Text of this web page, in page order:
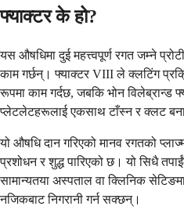
फ्याक्टर के हो?
यस औषधिमा दुई महत्त्वपूर्ण रगत जम्ने
काम गर्छन्। फ्याक्टर VIII ले क्लटिंग
रूपमा काम गर्दछ, जबकि भोन विलेब्रान्ड
प्लेटलेटहरूलाई एकसाथ टाँस्न र क्लट
यो औषधि दान गरिएको मानव रगतको
प्रशोधन र शुद्ध पारिएको छ। यो सिधै
सामान्यतया अस्पताल वा क्लिनिक
नजिकबाट निगरानी गर्न सक्छन्।